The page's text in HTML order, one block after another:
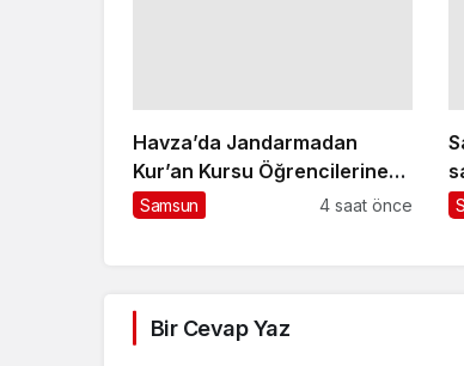
Havza’da Jandarmadan
Kur’an Kursu Öğrencilerine
Trafik Eğitimi
Samsun 4 saat önce
Bir Cevap Yaz